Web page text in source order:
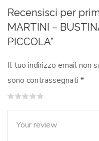
Recensisci per
MARTINI –
PICCOLA”
Il tuo indirizzo email non
sono contrassegnati *